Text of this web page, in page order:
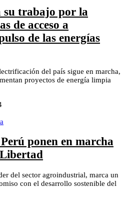
su trabajo por la
de acceso a
de las energías
del país sigue en marcha,
proyectos de energía limpia
ponen en marcha
del sector agroindustrial, marca un
con el desarrollo sostenible del